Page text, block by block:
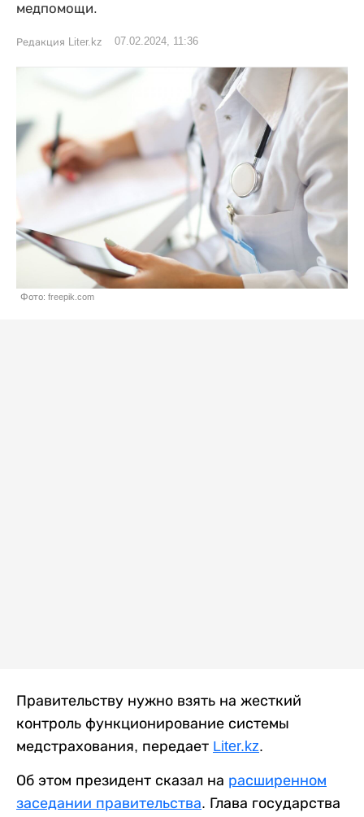
медпомощи.
Редакция Liter.kz 07.02.2024, 11:36
Фото: freepik.com
Правительству нужно взять на жесткий
контроль функционирование системы
медстрахования, передает Liter.kz.
Об этом президент сказал на расширенном
заседании правительства. Глава государства